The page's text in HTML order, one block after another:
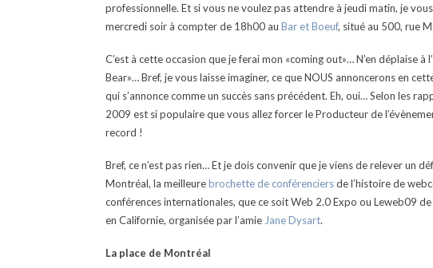
professionnelle. Et si vous ne voulez pas attendre à jeudi matin, je
mercredi soir à compter de 18h00 au Bar et Boeuf, situé au 500, rue
C’est à cette occasion que je ferai mon «coming out»… N’en déplaise à
Bear»… Bref, je vous laisse imaginer, ce que NOUS annoncerons en
qui s’annonce comme un succès sans précédent. Eh, oui… Selon les
2009 est si populaire que vous allez forcer le Producteur de
record !
Bref, ce n’est pas rien… Et je dois convenir que je viens de relever un
Montréal, la meilleurebrochette de conférenciersde l’histoire de
conférences internationales, que ce soit Web 2.0 Expo ou Leweb09
en Californie, organisée par l’amie Jane Dysart.
La place de Montréal